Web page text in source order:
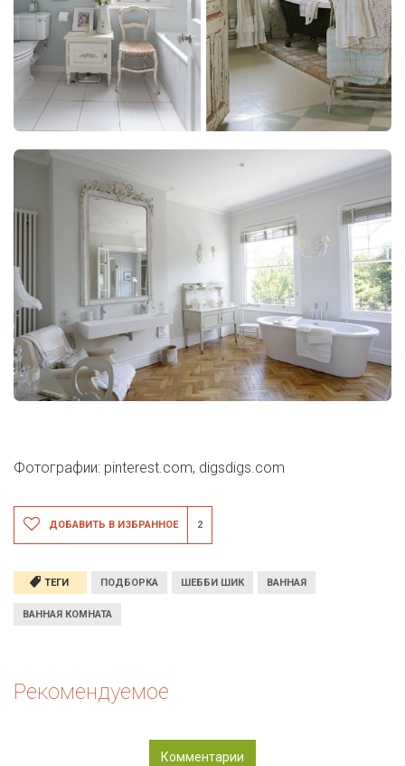
Фотографии: pinterest.com, digsdigs.com
ДОБАВИТЬ В ИЗБРАННОЕ 2
ТЕГИ ПОДБОРКА ШЕББИ ШИК ВАННАЯ
ВАННАЯ КОМНАТА
Рекомендуемое
Комментарии